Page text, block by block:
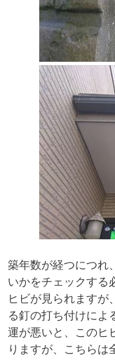
築年数が経つにつれ
いかをチェックする
ヒビが見られますが
る釘の打ち付けによ
運が悪いと、このヒ
りますが、こちらは